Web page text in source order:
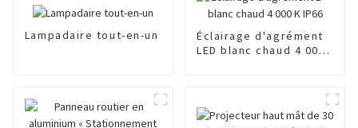
Lampadaire tout-en-un
Éclairage d'agrément
LED blanc chaud 4 000